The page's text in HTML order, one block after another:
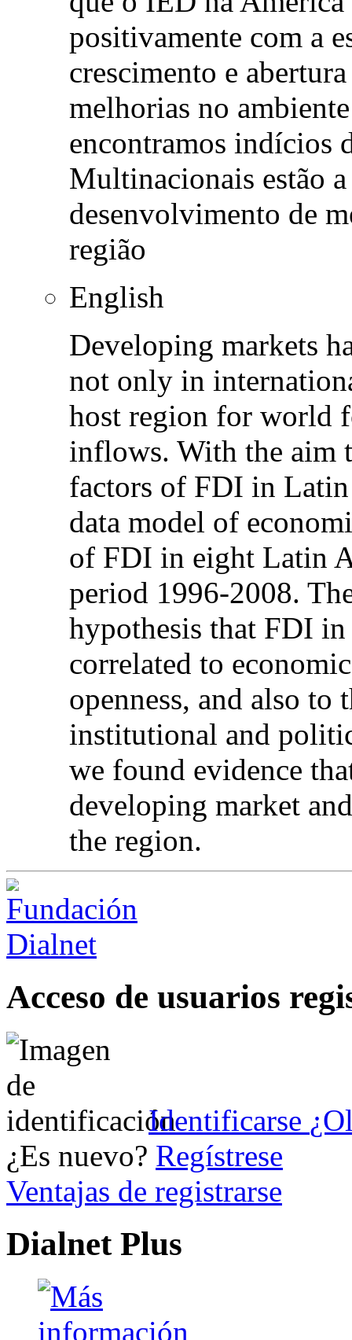
positivamente com a
crescimento e
melhorias no
encontramos indícios
Multinacionais estão
desenvolvimento de
região
English
Developing markets
not only in
host region for world
inflows. With the aim
factors of FDI in Latin
data model of
of FDI in eight Latin
period 1996-2008.
hypothesis that FDI
correlated to
openness, and also
institutional and
we found evidence
developing market
the region.
Acceso de usuarios
Identificarse
¿Es nuevo? Regístrese
Ventajas de registrarse
Dialnet Plus